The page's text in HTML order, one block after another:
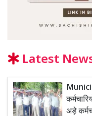
Latest
अड़े